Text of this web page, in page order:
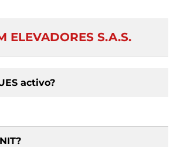
ELEVADORES S.A.S.
activo?